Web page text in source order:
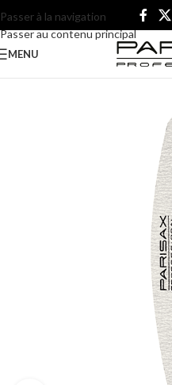
Passer à la navigation
Passer au contenu principal
MENU